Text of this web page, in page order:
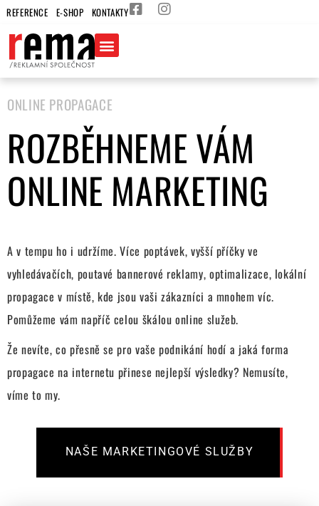
REFERENCE E-SHOP KONTAKTY
ONLINE PROPAGACE
ROZBĚHNEME VÁM
ONLINE MARKETING
A v tempu ho i udržíme. Více poptávek, vyšší příčky ve
vyhledávačích, poutavé bannerové reklamy, optimalizace, lokální
propagace v místě, kde jsou vaši zákazníci a mnohem víc.
Pomůžeme vám napříč celou škálou online služeb.
Že nevíte, co přesně se pro vaše podnikání hodí a jaká forma
propagace na internetu přinese nejlepší výsledky? Nemusíte,
víme to my.
NAŠE MARKETINGOVÉ SLUŽBY